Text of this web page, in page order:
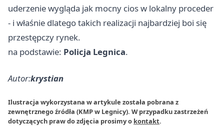
uderzenie wygląda jak mocny cios w lokalny proceder
- i właśnie dlatego takich realizacji najbardziej boi się
przestępczy rynek.
na podstawie: Policja Legnica.
Autor:krystian
Ilustracja wykorzystana w artykule została pobrana z
zewnętrznego źródła (KMP w Legnicy). W przypadku zastrzeżeń
dotyczących praw do zdjęcia prosimy o kontakt.